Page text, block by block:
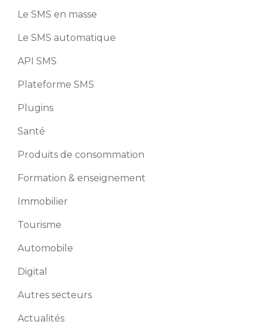
Le SMS en masse
Le SMS automatique
API SMS
Plateforme SMS
Plugins
Santé
Produits de consommation
Formation & enseignement
Immobilier
Tourisme
Automobile
Digital
Autres secteurs
Actualités